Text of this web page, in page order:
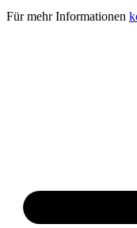
Für mehr Informationen